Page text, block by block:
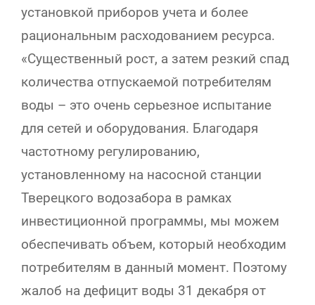
установкой приборов учета и более
рациональным расходованием ресурса.
«Существенный рост, а затем резкий спад
количества отпускаемой потребителям
воды – это очень серьезное испытание
для сетей и оборудования. Благодаря
частотному регулированию,
установленному на насосной станции
Тверецкого водозабора в рамках
инвестиционной программы, мы можем
обеспечивать объем, который необходим
потребителям в данный момент. Поэтому
жалоб на дефицит воды 31 декабря от